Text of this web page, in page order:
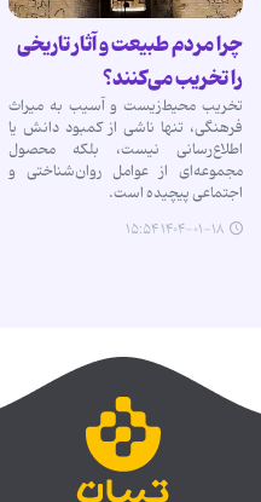
چرا مردم طبیعت و آثار تاریخی
را تخریب می‌کنند؟
تخریب محیط‌زیست و آسیب به میراث
فرهنگی، تنها ناشی از کمبود دانش یا
اطلاع‌رسانی نیست، بلکه محصول
مجموعه‌ای از عوامل روان‌شناختی و
اجتماعی پیچیده است.
۱۴۰۴-۰۱-۱۸ ۱۵:۵۴